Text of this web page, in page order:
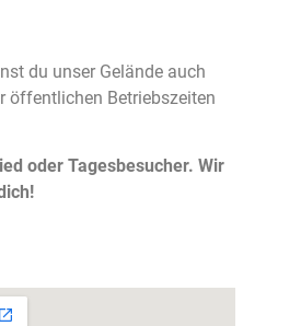
du unser Gelände auch
öffentlichen Betriebszeiten
oder Tagesbesucher. Wir